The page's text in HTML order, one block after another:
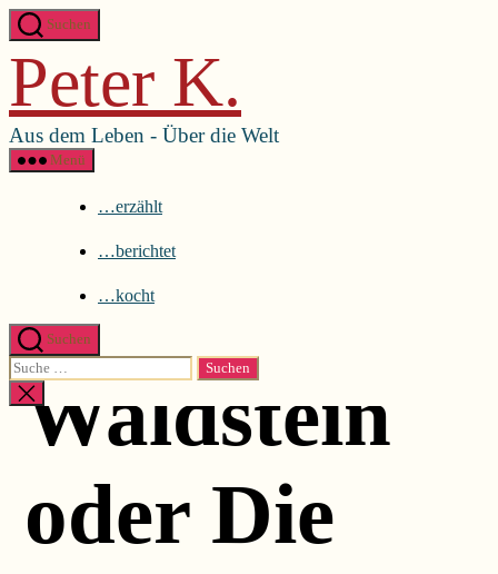
Direkt
zum
Inhalt
wechseln
Suchen
Peter K.
Aus dem Leben - Über die Welt
Menü
…erzählt
…berichtet
…kocht
Suchen
Suche
nach:
Suche
schließen
Menü schließen
…erzählt
…berichtet
…kocht
Kategorien
Waldstein
oder Die